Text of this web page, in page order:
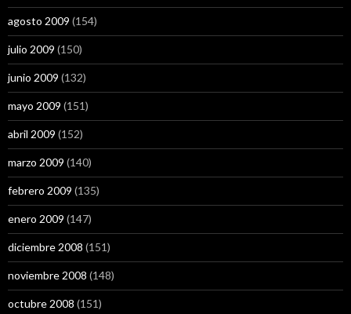
agosto 2009 (154)
julio 2009 (150)
junio 2009 (132)
mayo 2009 (151)
abril 2009 (152)
marzo 2009 (140)
febrero 2009 (135)
enero 2009 (147)
diciembre 2008 (151)
noviembre 2008 (148)
octubre 2008 (151)